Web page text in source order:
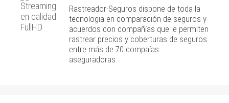
Rastreador-Seguros dispone de toda la
tecnologia en comparación de seguros y
acuerdos con compañías que le permiten
rastrear precios y coberturas de seguros
entre más de 70 compaías
aseguradoras.